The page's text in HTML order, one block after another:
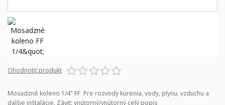
Ohodnotiť produkt
Mosadzné koleno 1/4" FF Pre rozvody kúrenia, vody, plynu, vzduchu a
ďalšie inštalácie. Závit: vnútorný/vnútorný celý popis